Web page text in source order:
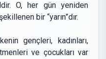
O, her gün yeniden
bir “yarın”dır.
gençleri, kadınları,
ve çocukları var